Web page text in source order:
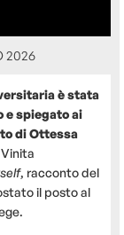
2026
è stata
e spiegato ai
di Ottessa
, racconto del
il posto al